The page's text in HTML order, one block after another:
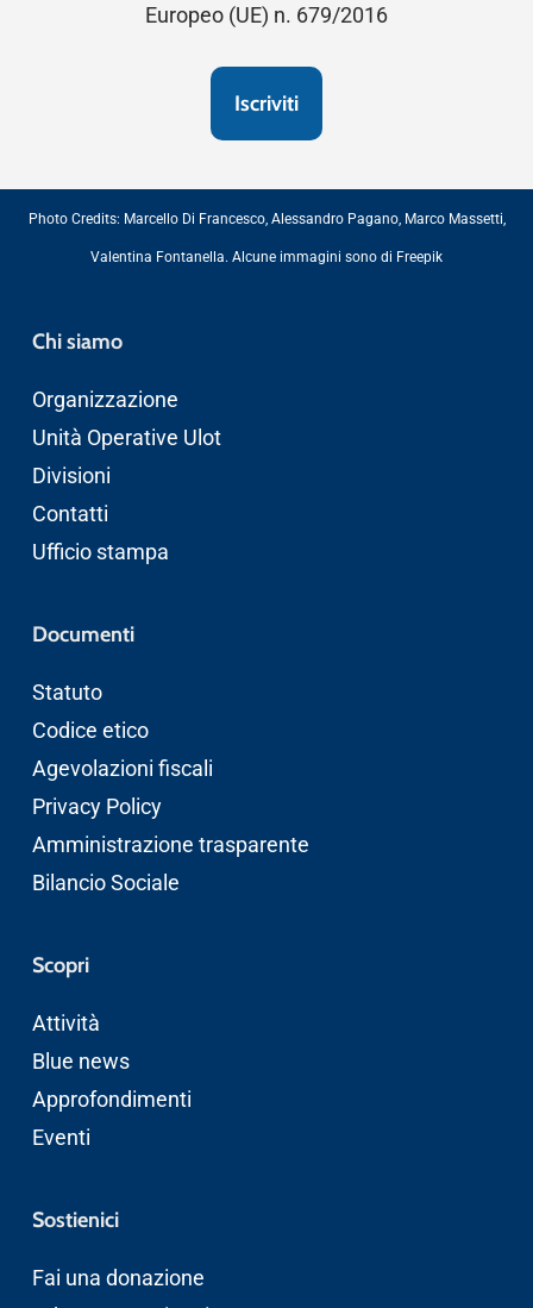
Europeo (UE) n. 679/2016
Photo Credits: Marcello Di Francesco, Alessandro Pagano, Marco Massetti,
Valentina Fontanella. Alcune immagini sono di Freepik
Chi siamo
Organizzazione
Unità Operative Ulot
Divisioni
Contatti
Ufficio stampa
Documenti
Statuto
Codice etico
Agevolazioni fiscali
Privacy Policy
Amministrazione trasparente
Bilancio Sociale
Scopri
Attività
Blue news
Approfondimenti
Eventi
Sostienici
Fai una donazione